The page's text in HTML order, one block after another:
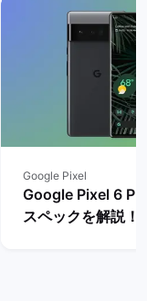
Google Pixel
Google Pixel 6
スペックを解説！